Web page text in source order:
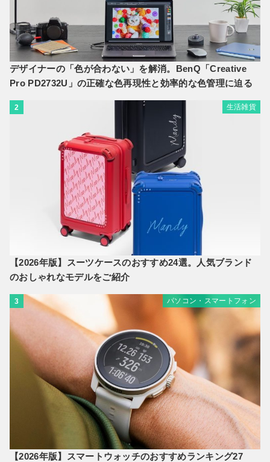
デザイナーの「色が合わない」を解消。BenQ「Creative
Pro PD2732U」の正確な色再現性と効率的な色管理に迫る
2 生活雑貨
【2026年版】スーツケースのおすすめ24選。人気ブランド
のおしゃれなモデルをご紹介
3 パソコン・スマートフォン
【2026年版】スマートウォッチのおすすめランキング27